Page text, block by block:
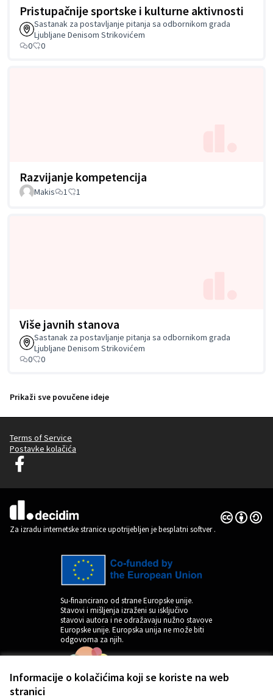
Informacije o kolačićima koji se koriste na web
stranici
Pristupačnije sportske i kulturne aktivnosti
Sastanak za postavljanje pitanja sa odbornikom grada
Ljubljane Denisom Strikovićem
0
0
Razvijanje kompetencija
Makis 1 1
Više javnih stanova
Sastanak za postavljanje pitanja sa odbornikom grada
Ljubljane Denisom Strikovićem
0
0
Prikaži sve povučene ideje
Terms of Service
Postavke kolačića
Decidim Ljubljana na Facebooku
(Vanjska poveznica)
Za izradu internetske stranice upotrijebljen je besplatni softver.
Licencija
(Vanjska
Su-financirano od strane Europske unije.
Stavovi i mišljenja izraženi su isključivo
stavovi autora i ne odražavaju nužno stavove
Europske unije. Europska unija ne može biti
odgovorna za njih.